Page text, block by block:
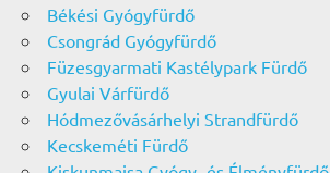
Békési Gyógyfürdő
Csongrád Gyógyfürdő
Füzesgyarmati Kastélypark Fürdő
Gyulai Várfürdő
Hódmezővásárhelyi Strandfürdő
Kecskeméti Fürdő